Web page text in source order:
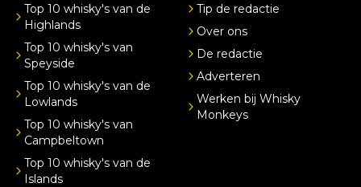
Top 10 whisky's van de
Highlands
Top 10 whisky's van
Speyside
Top 10 whisky's van de
Lowlands
Top 10 whisky's van
Campbeltown
Top 10 whisky's van de
Islands
Tip de redactie
Over ons
De redactie
Adverteren
Werken bij Whisky
Monkeys